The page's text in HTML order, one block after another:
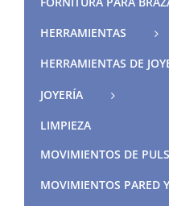
HERRAMIENTAS
HERRAMIENTAS DE
JOYERÍA
LIMPIEZA
MOVIMIENTOS DE
MOVIMIENTOS PARED